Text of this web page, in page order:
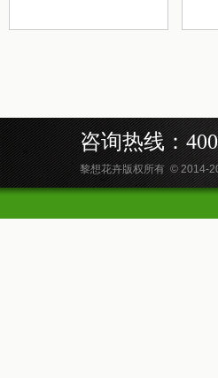
咨询热线：
黎想花卉版权所有 © 2014-